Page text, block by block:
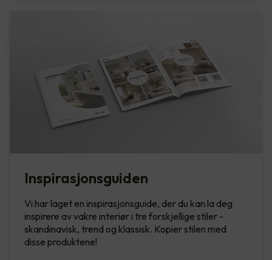
Inspirasjonsguiden
Vi har laget en inspirasjonsguide, der du kan la deg
inspirere av vakre interiør i tre forskjellige stiler -
skandinavisk, trend og klassisk. Kopier stilen med
disse produktene!